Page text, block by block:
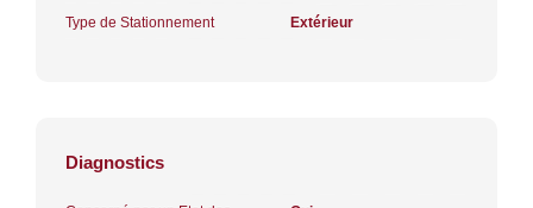
Type de Stationnement Extérieur
Diagnostics